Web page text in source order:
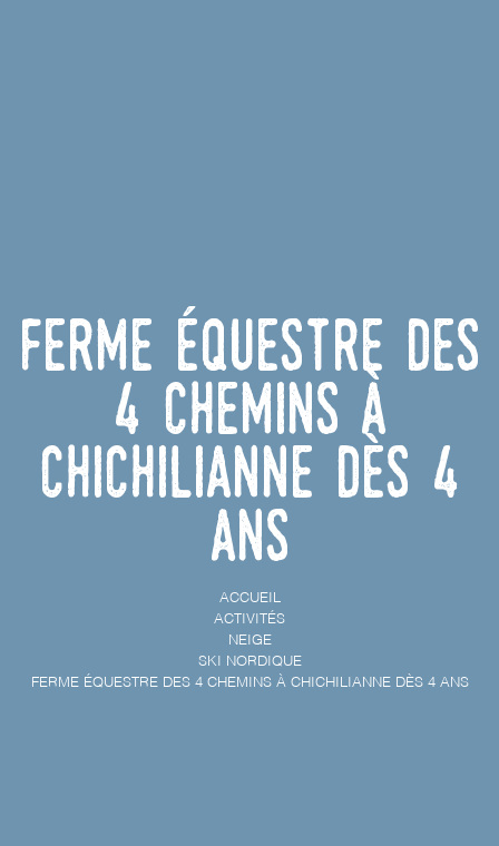
Ferme équestre des
4 chemins à
Chichilianne dès 4
ans
ACCUEIL
ACTIVITÉS
NEIGE
SKI NORDIQUE
FERME ÉQUESTRE DES 4 CHEMINS À CHICHILIANNE DÈS 4 ANS